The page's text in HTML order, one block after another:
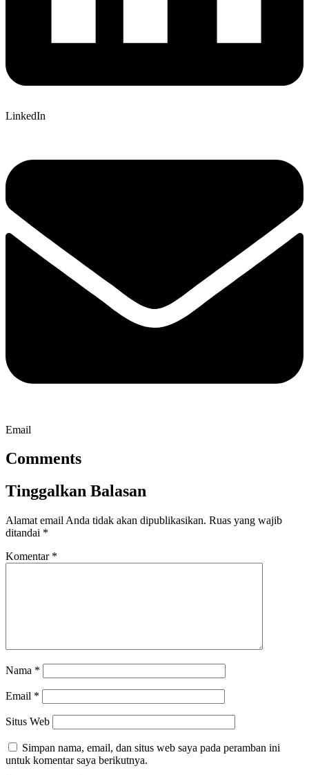
LinkedIn
Email
Comments
Tinggalkan Balasan
Alamat email Anda tidak akan dipublikasikan. Ruas yang wajib
ditandai *
Komentar *
Nama *
Email *
Situs Web
Simpan nama, email, dan situs web saya pada peramban ini
untuk komentar saya berikutnya.